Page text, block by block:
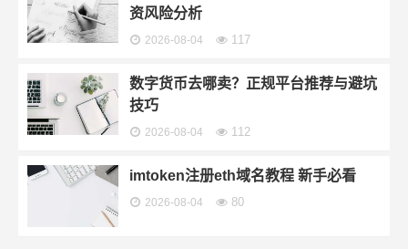
资风险分析
2026-08-04 117
数字货币去哪卖？正规平台推荐与避坑
技巧
2026-08-04 112
imtoken注册eth域名教程 新手必看
2026-08-04 80